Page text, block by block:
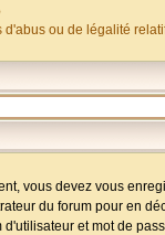
ou de légalité
vous devez vous
du forum pour en
et mot de